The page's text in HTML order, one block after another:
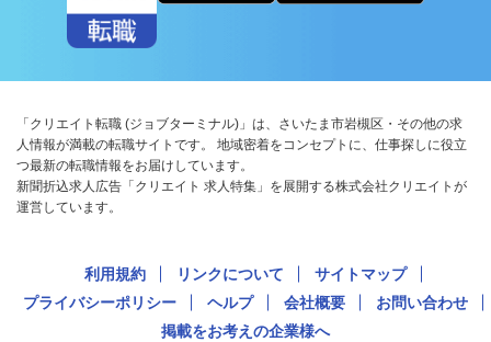
「クリエイト転職 (ジョブターミナル)」は、さいたま市岩槻区・その他の求
人情報が満載の転職サイトです。 地域密着をコンセプトに、仕事探しに役立
つ最新の転職情報をお届けしています。
新聞折込求人広告「クリエイト 求人特集」を展開する株式会社クリエイトが
運営しています。
利用規約 リンクについて
サイトマップ
プライバシーポリシー
ヘルプ 会社概要
お問い合わせ
掲載をお考えの企業様へ